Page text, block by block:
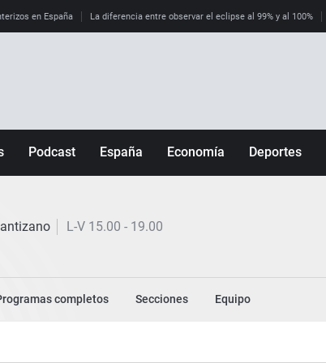
en España La diferencia entre observar el eclipse al 99% y al 100%
Podcast
decisiones
del más allá
España
Baleares
Economía Deportes
L-V 15.00 - 19.00
completos Secciones Equipo